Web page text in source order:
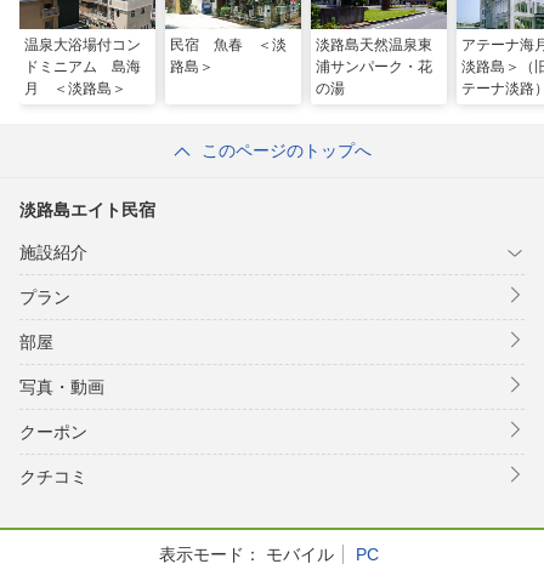
温泉大浴場付コン
ドミニアム 島海
月 ＜淡路島＞
民宿 魚春 ＜淡
路島＞
淡路島天然温泉東
浦サンパーク・花
の湯
アテーナ
淡路島＞（
テーナ淡路
このページのトップへ
淡路島エイト民宿
施設紹介
プラン
部屋
写真・動画
クーポン
クチコミ
表示モード： モバイル PC